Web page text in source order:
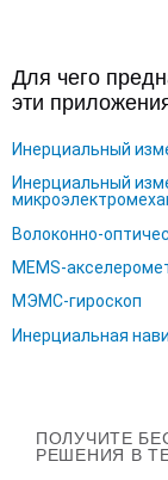
Для чего
эти
Инерциальный
Инерциальный
Волоконно-
MEMS-
МЭМС-гироскоп
Инерциальная
ПОЛУЧИТЕ
РЕШЕНИЯ В